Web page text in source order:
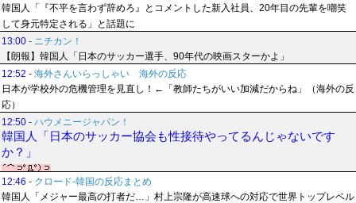
韓国人「『不平を言わず辞めろ』とコメントした新入社員、20年目の先輩を嘲笑
して身元特定される」と話題に
13:00 - ニチカン！
【朗報】韓国人「日本のサッカー選手、90年代の映画スターかよ」
12:52 - 海外さんいらっしゃい 海外の反応
日本が学校外の危機管理を見直し！←「教師たちがいい加減だからね」（海外の反
応）
12:50 - ハウメニージャパン！
韓国人「日本のサッカー協会も性接待やってるんじゃないです
か？」
12:46 - クロード-韓国の反応まとめ
韓国人「メジャー最高の打者だ…」村上宗隆が高速球への対応で世界トップレベル